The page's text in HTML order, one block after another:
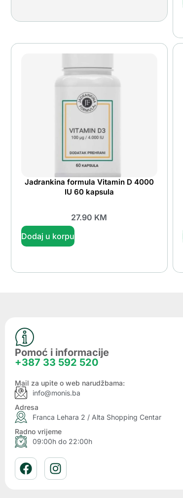
Jadrankina formula Vitamin D 4000
IU 60 kapsula
27.90 KM
Dodaj u korpu
Pomoć i informacije
+387 33 592 520
Mail za upite o web narudžbama:
info@monis.ba
Adresa
Franca Lehara 2 / Alta Shopping Centar
Radno vrijeme
09:00h do 22:00h